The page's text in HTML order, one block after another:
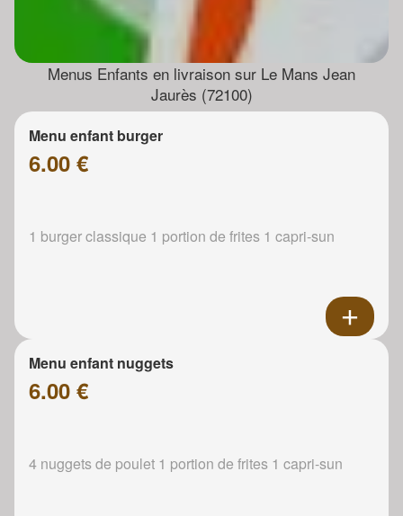
Menus Enfants en livraison sur Le Mans Jean
Jaurès (72100)
Menu enfant burger
6.00 €
1 burger classique 1 portion de frites 1 capri-sun
Menu enfant nuggets
6.00 €
4 nuggets de poulet 1 portion de frites 1 capri-sun